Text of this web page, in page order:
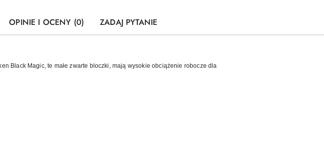
OPINIE I OCENY (0) ZADAJ PYTANIE
Black Magic, te małe zwarte bloczki, mają wysokie obciążenie robocze dla